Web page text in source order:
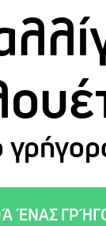
ΈΝΑΣ